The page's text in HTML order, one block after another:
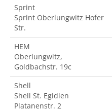
Sprint
Sprint Oberlungwitz Hofer
Str.
HEM
Oberlungwitz,
Goldbachstr. 19c
Shell
Shell St. Egidien
Platanenstr. 2